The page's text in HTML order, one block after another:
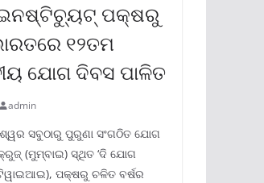
ପକ୍ଷରୁ
୧୨ତମ
ଯୋଗ ଦିବସ ପାଳିତ
admin
ସବୁଠାରୁ ପୁରୁଣା ସଂଗଠିତ ଯୋଗ
(ମୁମ୍ବାଇ) ସ୍ଥିତ ‘ଦି ଯୋଗ
ପକ୍ଷରୁ ଚଳିତ ବର୍ଷର